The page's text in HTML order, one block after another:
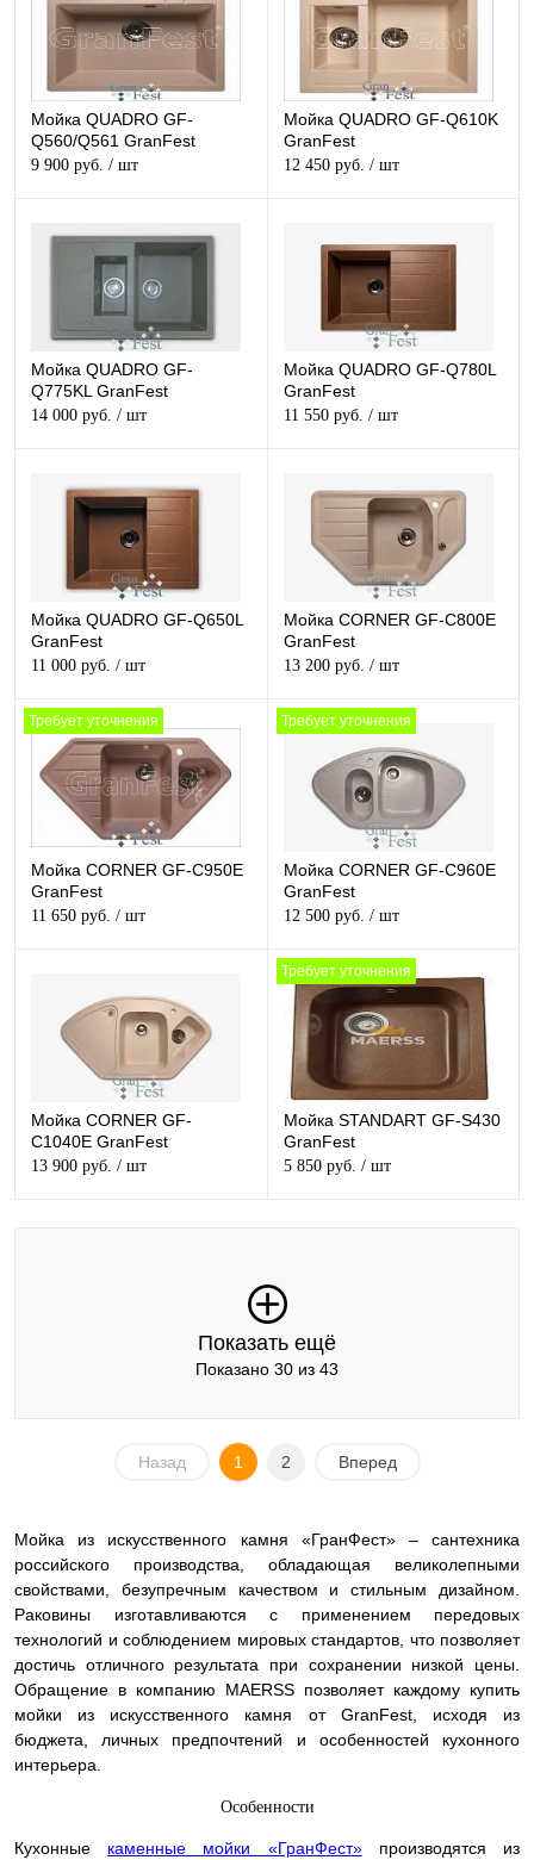
Мойка QUADRO GF-
Q560/Q561 GranFest
9 900 руб. / шт
Мойка QUADRO GF-Q610K
GranFest
12 450 руб. / шт
Мойка QUADRO GF-
Q775KL GranFest
14 000 руб. / шт
Мойка QUADRO GF-Q780L
GranFest
11 550 руб. / шт
Мойка QUADRO GF-Q650L
GranFest
11 000 руб. / шт
Мойка CORNER GF-C800E
GranFest
13 200 руб. / шт
Требует уточнения
Мойка CORNER GF-C950E
GranFest
11 650 руб. / шт
Требует уточнения
Мойка CORNER GF-C960E
GranFest
12 500 руб. / шт
Мойка CORNER GF-
C1040E GranFest
13 900 руб. / шт
Требует уточнения
Мойка STANDART GF-S430
GranFest
5 850 руб. / шт
Показать ещё
Показано 30 из 43
Назад 1 2 Вперед
Мойка из искусственного камня «ГранФест» – сантехника
российского производства, обладающая великолепными
свойствами, безупречным качеством и стильным дизайном.
Раковины изготавливаются с применением передовых
технологий и соблюдением мировых стандартов, что позволяет
достичь отличного результата при сохранении низкой цены.
Обращение в компанию MAERSS позволяет каждому купить
мойки из искусственного камня от GranFest, исходя из
бюджета, личных предпочтений и особенностей кухонного
интерьера.
Особенности
Кухонные каменные мойки «ГранФест»производятся из